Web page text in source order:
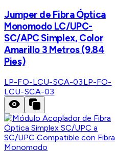
Jumper de Fibra Óptica
Monomodo LC/UPC-
SC/APC Simplex, Color
Amarillo 3 Metros (9.84
Pies)
LP-FO-LCU-SCA-03LP-FO-
LCU-SCA-03